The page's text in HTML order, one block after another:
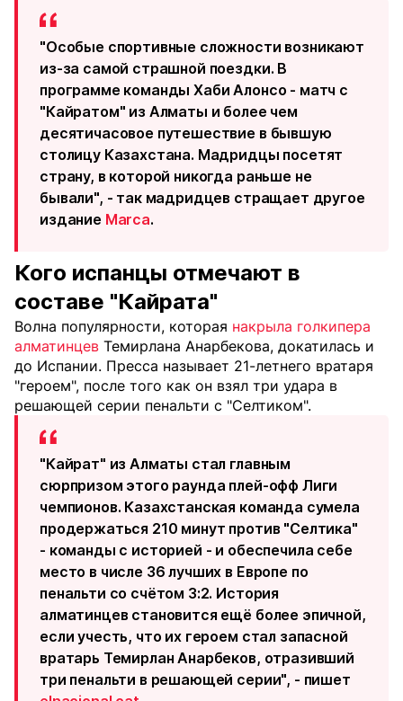
"Особые спортивные сложности возникают
из-за самой страшной поездки. В
программе команды Хаби Алонсо - матч с
"Кайратом" из Алматы и более чем
десятичасовое путешествие в бывшую
столицу Казахстана. Мадридцы посетят
страну, в которой никогда раньше не
бывали", - так мадридцев стращает другое
издание Marca.
Кого испанцы отмечают в
составе "Кайрата"
Волна популярности, которая накрыла голкипера
алматинцев Темирлана Анарбекова, докатилась и
до Испании. Пресса называет 21-летнего вратаря
"героем", после того как он взял три удара в
решающей серии пенальти с "Селтиком".
"Кайрат" из Алматы стал главным
сюрпризом этого раунда плей-офф Лиги
чемпионов. Казахстанская команда сумела
продержаться 210 минут против "Селтика"
- команды с историей - и обеспечила себе
место в числе 36 лучших в Европе по
пенальти со счётом 3:2. История
алматинцев становится ещё более эпичной,
если учесть, что их героем стал запасной
вратарь Темирлан Анарбеков, отразивший
три пенальти в решающей серии", - пишет